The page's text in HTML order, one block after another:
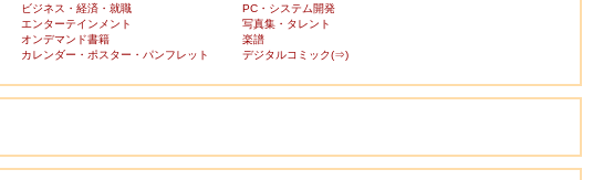
ビジネス・経済・就職
PC・システム開発
エンターテインメント
写真集・タレント
オンデマンド書籍
楽譜
カレンダー・ポスター・パンフレット
デジタルコミック(⇒)